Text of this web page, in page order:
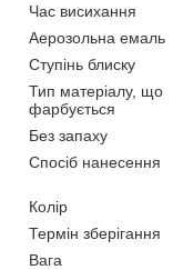
Час висихання
Аерозольна емаль
Ступінь блиску
Тип матеріалу, що
фарбується
Без запаху
Спосіб нанесення
Колір
Термін зберігання
Вага